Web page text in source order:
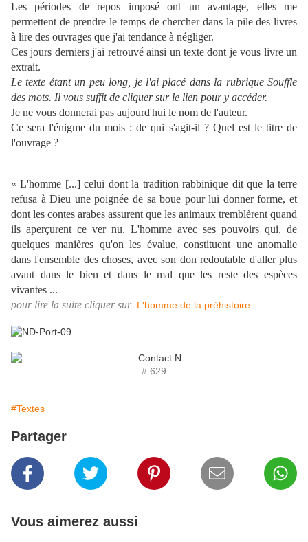
Les périodes de repos imposé ont un avantage, elles me
permettent de prendre le temps de chercher dans la pile des livres
à lire des ouvrages que j'ai tendance à négliger.
Ces jours derniers j'ai retrouvé ainsi un texte dont je vous livre un
extrait.
Le texte étant un peu long, je l'ai placé dans la rubrique Souffle
des mots. Il vous suffit de cliquer sur le lien pour y accéder.
Je ne vous donnerai pas aujourd'hui le nom de l'auteur.
Ce sera l'énigme du mois : de qui s'agit-il ? Quel est le titre de
l'ouvrage ?
« L'homme [...] celui dont la tradition rabbinique dit que la terre
refusa à Dieu une poignée de sa boue pour lui donner forme, et
dont les contes arabes assurent que les animaux tremblèrent quand
ils aperçurent ce ver nu. L'homme avec ses pouvoirs qui, de
quelques manières qu'on les évalue, constituent une anomalie
dans l'ensemble des choses, avec son don redoutable d'aller plus
avant dans le bien et dans le mal que les reste des espèces
vivantes ...
pour lire la suite cliquer sur L'homme de la préhistoire
# 629
#Textes
Partager
Vous aimerez aussi